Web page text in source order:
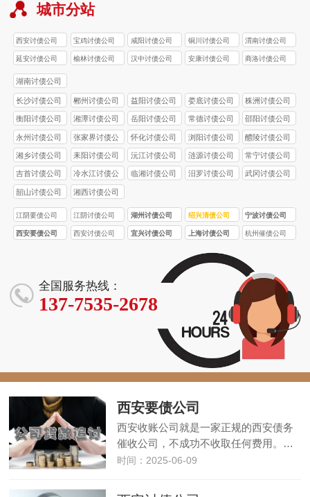
城市分站
西安讨债公司 宝鸡讨债公司 咸阳讨债公司 铜川讨债公司 渭南讨债公司
延安讨债公司 榆林讨债公司 汉中讨债公司 安康讨债公司 商洛讨债公司
湖南讨债公司
长沙讨债公司 郴州讨债公司 益阳讨债公司 娄底讨债公司 株洲讨债公司
衡阳讨债公司 湘潭讨债公司 岳阳讨债公司 常德讨债公司 邵阳讨债公司
永州讨债公司
张家界讨债公
司
怀化讨债公司 浏阳讨债公司 醴陵讨债公司
湘乡讨债公司 耒阳讨债公司 沅江讨债公司 涟源讨债公司 常宁讨债公司
吉首讨债公司
冷水江讨债公
司
临湘讨债公司 汨罗讨债公司 武冈讨债公司
韶山讨债公司 湘西讨债公司
江阴要债公司 江阴讨债公司 湖州讨债公司 绍兴清债公司 宁波讨债公司
西安要债公司 西安讨债公司 宜兴讨债公司 上海讨债公司 杭州催债公司
全国服务热线：
137-7535-2678
西安要债公司
西安收账公司就是一家正规的西安债务
催收公司，不成功不收取任何费用。…
时间：2025-06-09